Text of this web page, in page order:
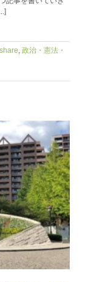
政治・憲法・